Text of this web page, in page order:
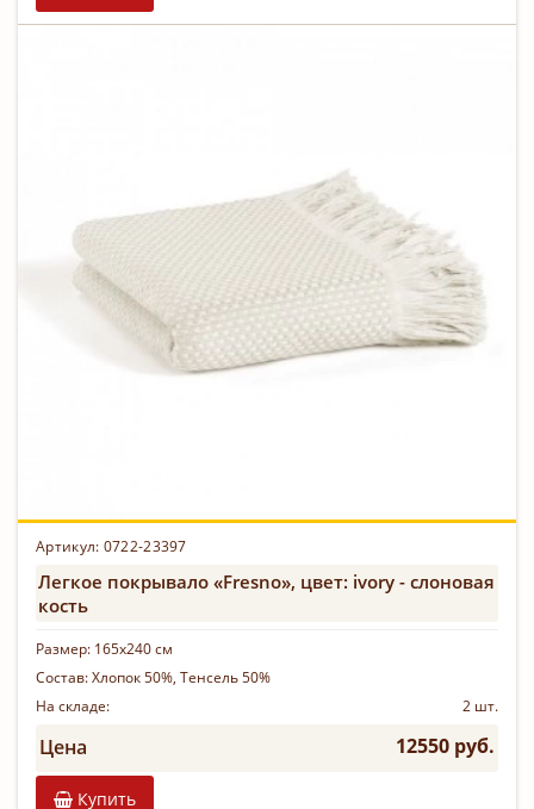
Артикул: 0722-23397
Легкое покрывало «Fresno», цвет: ivory - слоновая
кость
Размер: 165х240 см
Состав:Хлопок 50%, Тенсель 50%
На складе:
2 шт.
Цена 12550 руб.
Купить